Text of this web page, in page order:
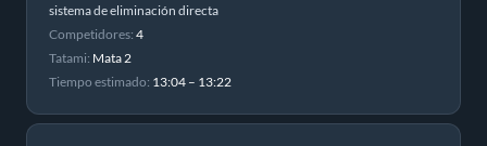
sistema de eliminación directa
Competidores: 4
Tatami: Mata 2
Tiempo estimado: 13:04 – 13:22